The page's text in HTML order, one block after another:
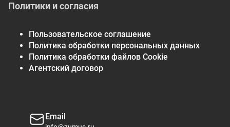
Политики и согласия
Пользовательское соглашение
Политика обработки персональных данных
Политика обработки файлов Cookie
Агентский договор
Email